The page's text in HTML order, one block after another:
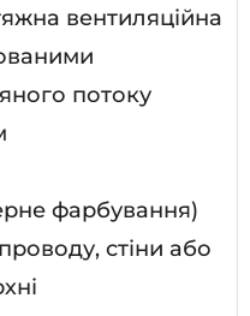
вентиляційна
потоку
фарбування)
стіни або